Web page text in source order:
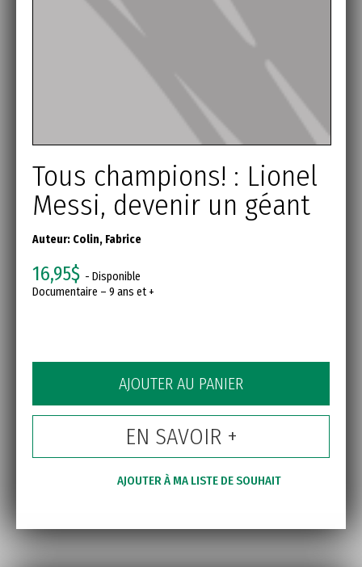
Tous champions! : Lionel
Messi, devenir un géant
Auteur: Colin, Fabrice
16,95$ - Disponible
Documentaire – 9 ans et +
AJOUTER AU PANIER
EN SAVOIR +
AJOUTER À MA LISTE DE SOUHAIT